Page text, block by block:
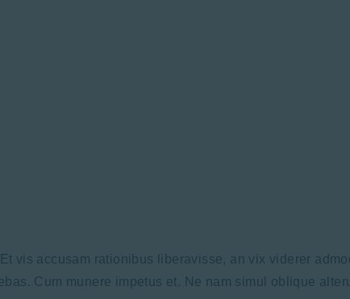
vis accusam rationibus liberavisse, an vix viderer
Cum munere impetus et. Ne nam simul oblique